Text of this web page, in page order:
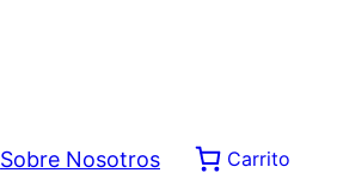
Sobre Nosotros Carrito